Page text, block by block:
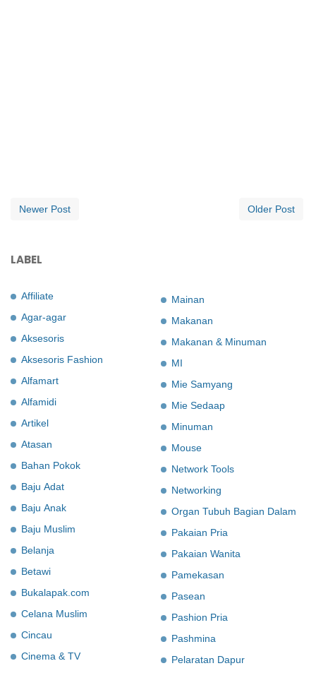
Newer Post Older Post
LABEL
Affiliate
Agar-agar
Aksesoris
Aksesoris Fashion
Alfamart
Alfamidi
Artikel
Atasan
Bahan Pokok
Baju Adat
Baju Anak
Baju Muslim
Belanja
Betawi
Bukalapak.com
Celana Muslim
Cincau
Cinema & TV
Mainan
Makanan
Makanan & Minuman
MI
Mie Samyang
Mie Sedaap
Minuman
Mouse
Network Tools
Networking
Organ Tubuh Bagian Dalam
Pakaian Pria
Pakaian Wanita
Pamekasan
Pasean
Pashion Pria
Pashmina
Pelaratan Dapur